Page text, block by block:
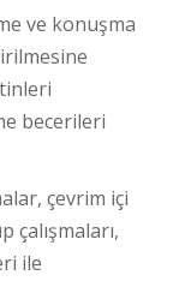
ve konuşma
becerileri
çevrim içi
çalışmaları,
ile